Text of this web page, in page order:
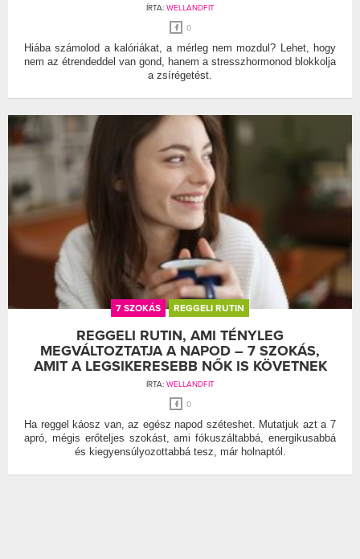
ÍRTA: WELLANDFIT
0
Hiába számolod a kalóriákat, a mérleg nem mozdul? Lehet, hogy
nem az étrendeddel van gond, hanem a stresszhormonod blokkolja
a zsírégetést.
7 SZOKÁS REGGELI RUTIN
REGGELI RUTIN, AMI TÉNYLEG
MEGVÁLTOZTATJA A NAPOD – 7 SZOKÁS,
AMIT A LEGSIKERESEBB NŐK IS KÖVETNEK
ÍRTA: WELLANDFIT
0
Ha reggel káosz van, az egész napod széteshet. Mutatjuk azt a 7
apró, mégis erőteljes szokást, ami fókuszáltabbá, energikusabbá
és kiegyensúlyozottabbá tesz, már holnaptól.